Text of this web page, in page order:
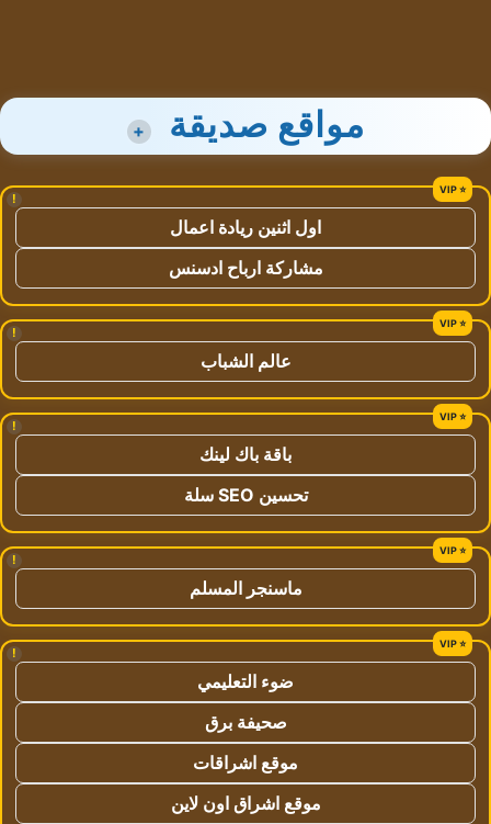
مواقع صديقة +
!
اول اثنين ريادة اعمال
مشاركة ارباح ادسنس
!
عالم الشباب
!
باقة باك لينك
تحسين SEO سلة
!
ماسنجر المسلم
!
ضوء التعليمي
صحيفة برق
موقع اشراقات
موقع اشراق اون لاين